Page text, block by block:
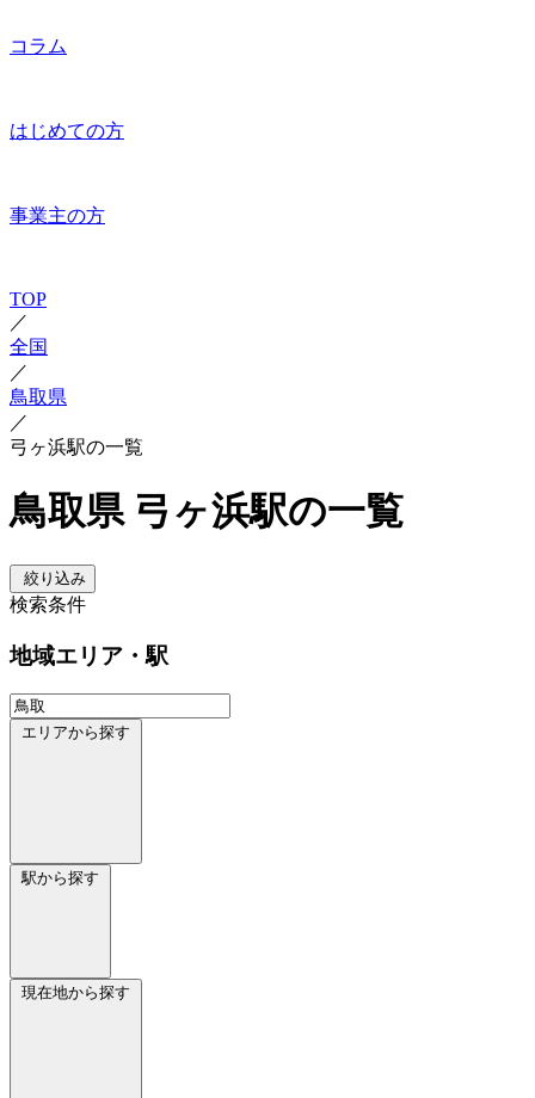
コラム
はじめての方
事業主の方
TOP
／
全国
／
鳥取県
／
弓ヶ浜駅の一覧
鳥取県 弓ヶ浜駅の一覧
絞り込み
検索条件
地域エリア・駅
エリアから探す
駅から探す
現在地から探す